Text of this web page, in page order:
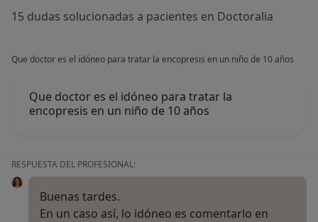
15 dudas solucionadas a pacientes en Doctoralia
Que doctor es el idóneo para tratar la encopresis en un niño de 10 años
Que doctor es el idóneo para tratar la
encopresis en un niño de 10 años
RESPUESTA DEL PROFESIONAL:
Buenas tardes.
En un caso así, lo idóneo es comentarlo en